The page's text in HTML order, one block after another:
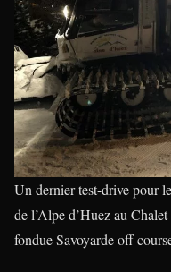
Un dernier test-drive pour
de l’Alpe d’Huez au
fondue Savoyarde off